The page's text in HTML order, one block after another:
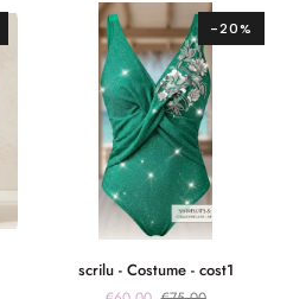
-20%
scrilu - Costume - cost1